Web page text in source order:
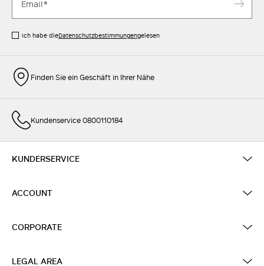
Ich habe dieDatenschutzbestimmungengelesen
Finden Sie ein Geschäft in Ihrer Nähe
Kundenservice 0800110184
KUNDERSERVICE
ACCOUNT
CORPORATE
LEGAL AREA